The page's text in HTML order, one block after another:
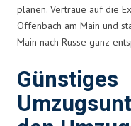
planen. Vertraue auf die
Offenbach am Main und
Main nach Russe ganz
Günstiges